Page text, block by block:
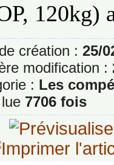
120kg)
création : 25/
modification :
: Les
7706 fois